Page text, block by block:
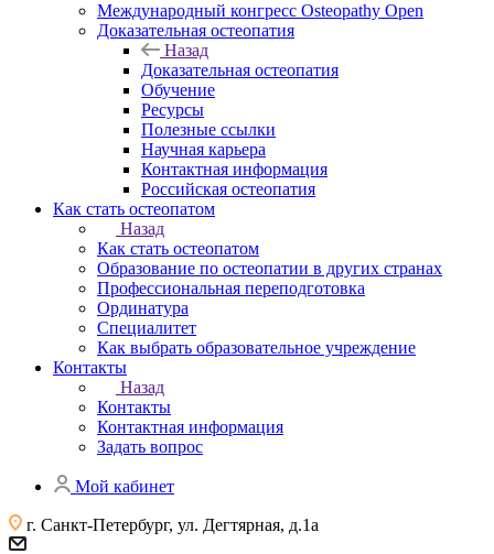
Международный конгресс Osteopathy Open
Доказательная остеопатия
Назад
Доказательная остеопатия
Обучение
Ресурсы
Полезные ссылки
Научная карьера
Контактная информация
Российская остеопатия
Как стать остеопатом
Назад
Как стать остеопатом
Образование по остеопатии в других странах
Профессиональная переподготовка
Ординатура
Специалитет
Как выбрать образовательное учреждение
Контакты
Назад
Контакты
Контактная информация
Задать вопрос
Мой кабинет
г. Санкт-Петербург, ул. Дегтярная, д.1а